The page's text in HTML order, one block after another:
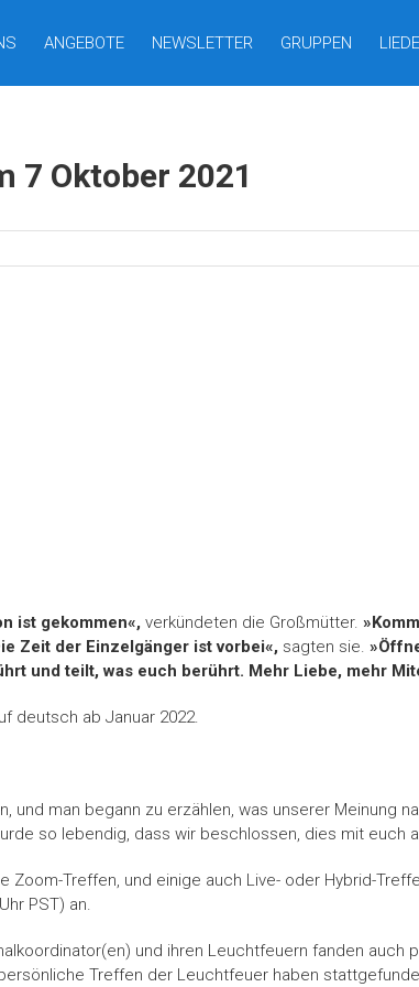
ANGEBOTE NEWSLETTER GRUPPEN
Oktober 2021
ist gekommen«, verkündeten die Großmütter.
Zeit der Einzelgänger ist vorbei«, sagten sie.
und teilt, was euch berührt. Mehr Liebe, mehr
deutsch ab Januar 2022.
und man begann zu erzählen, was unserer Meinung
so lebendig, dass wir beschlossen, dies mit euch
Treffen, und einige auch Live- oder Hybrid-
PST) an.
und ihren Leuchtfeuern fanden
Treffen der Leuchtfeuer haben